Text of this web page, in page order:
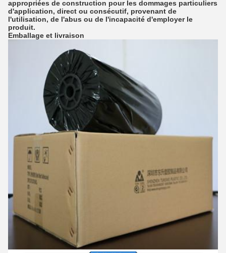
appropriées de construction pour les dommages particuliers
d'application, direct ou consécutif, provenant de
l'utilisation, de l'abus ou de l'incapacité d'employer le
produit.
Emballage et livraison